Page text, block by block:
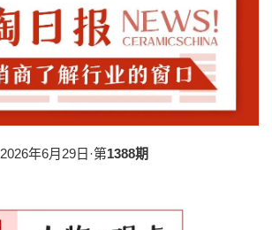
2026年6月29日·第1388期